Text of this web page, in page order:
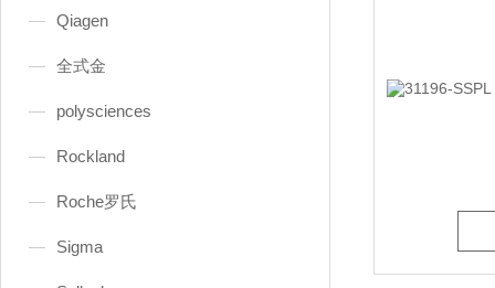
Qiagen
全式金
polysciences
Rockland
Roche罗氏
Sigma